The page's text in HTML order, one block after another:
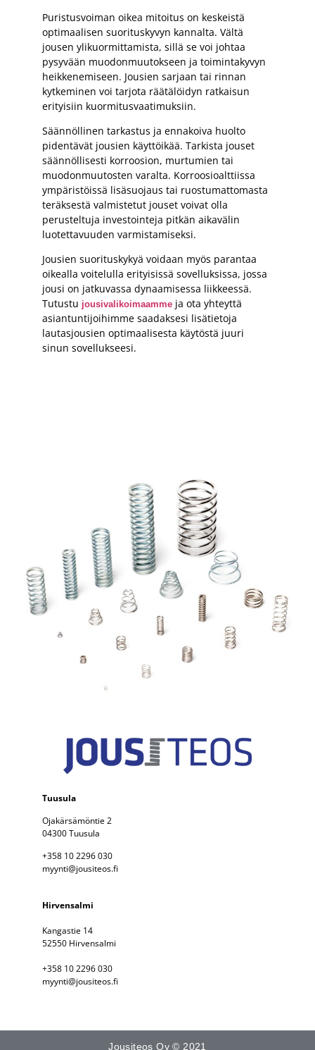
Puristusvoiman oikea mitoitus on keskeistä
optimaalisen suorituskyvyn kannalta. Vältä
jousen ylikuormittamista, sillä se voi johtaa
pysyvään muodonmuutokseen ja toimintakyvyn
heikkenemiseen. Jousien sarjaan tai rinnan
kytkeminen voi tarjota räätälöidyn ratkaisun
erityisiin kuormitusvaatimuksiin.
Säännöllinen tarkastus ja ennakoiva huolto
pidentävät jousien käyttöikää. Tarkista jouset
säännöllisesti korroosion, murtumien tai
muodonmuutosten varalta. Korroosioalttiissa
ympäristöissä lisäsuojaus tai ruostumattomasta
teräksestä valmistetut jouset voivat olla
perusteltuja investointeja pitkän aikavälin
luotettavuuden varmistamiseksi.
Jousien suorituskykyä voidaan myös parantaa
oikealla voitelulla erityisissä sovelluksissa, jossa
jousi on jatkuvassa dynaamisessa liikkeessä.
Tutustu jousivalikoimaamme ja ota yhteyttä
asiantuntijoihimme saadaksesi lisätietoja
lautasjousien optimaalisesta käytöstä juuri
sinun sovellukseesi.
Tuusula
Ojakärsämöntie 2
04300 Tuusula
+358 10 2296 030
myynti@jousiteos.fi
Hirvensalmi
Kangastie 14
52550 Hirvensalmi
+358 10 2296 030
myynti@jousiteos.fi
Jousiteos Oy © 2021